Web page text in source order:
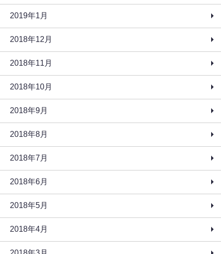
2019年1月
2018年12月
2018年11月
2018年10月
2018年9月
2018年8月
2018年7月
2018年6月
2018年5月
2018年4月